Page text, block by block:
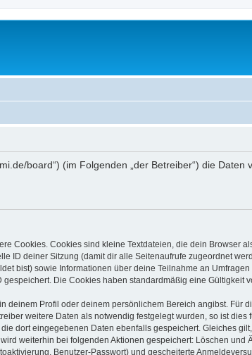
board“) (im Folgenden „der Betreiber“) die
Cookies. Cookies sind kleine Textdateien, die dein Browser
ID deiner Sitzung (damit dir alle Seitenaufrufe zugeordnet
bist) sowie Informationen über deine Teilnahme an
Die Cookies haben standardmäßig eine Gültigkeit
Profil oder deinem persönlichem Bereich angibst. Für
weitere Daten als notwendig festgelegt wurden, so ist dies
dort eingegebenen Daten ebenfalls gespeichert. Gleiches
weiterhin bei folgenden Aktionen gespeichert: Löschen
Benutzer-Passwort) und gescheiterte